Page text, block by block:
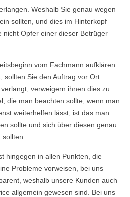
Weshalb Sie genau wegen
sollten, und dies im Hinterkopf
nicht Opfer einer dieser Betrüger
vom Fachmann aufklären
sollten Sie den Auftrag vor Ort
verweigern ihnen dies zu
die man beachten sollte, wenn man
weiterhelfen lässt, ist das man
sollte und sich über diesen genau
hingegen in allen Punkten, die
Probleme vorweisen, bei uns
weshalb unsere Kunden auch
allgemein gewesen sind. Bei uns